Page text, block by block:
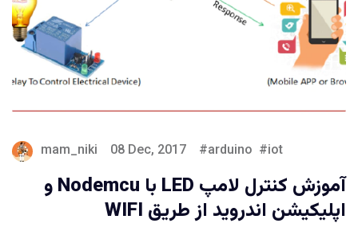
mam_niki 08 Dec, 2017 arduino iot
آموزش کنترل لامپ LED با Nodemcu و
اپلیکیشن اندروید از طریق WIFI